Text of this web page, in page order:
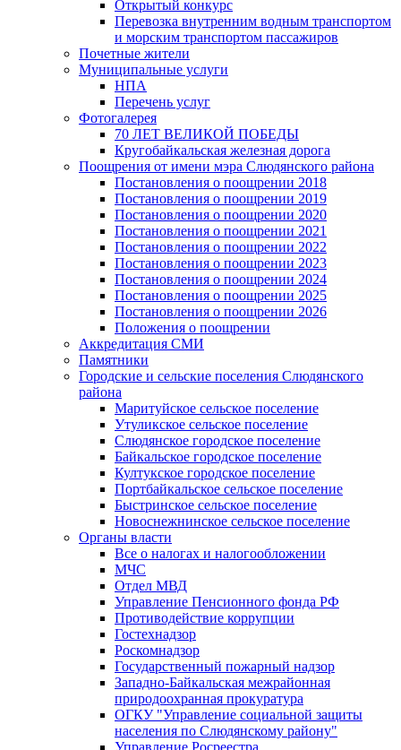
Открытый конкурс
Перевозка внутренним водным транспортом
и морским транспортом пассажиров
Почетные жители
Муниципальные услуги
НПА
Перечень услуг
Фотогалерея
70 ЛЕТ ВЕЛИКОЙ ПОБЕДЫ
Кругобайкальская железная дорога
Поощрения от имени мэра Слюдянского района
Постановления о поощрении 2018
Постановления о поощрении 2019
Постановления о поощрении 2020
Постановления о поощрении 2021
Постановления о поощрении 2022
Постановления о поощрении 2023
Постановления о поощрении 2024
Постановления о поощрении 2025
Постановления о поощрении 2026
Положения о поощрении
Аккредитация СМИ
Памятники
Городские и сельские поселения Слюдянского
района
Маритуйское сельское поселение
Утуликское сельское поселение
Слюдянское городское поселение
Байкальское городское поселение
Култукское городское поселение
Портбайкальское сельское поселение
Быстринское сельское поселение
Новоснежнинское сельское поселение
Органы власти
Все о налогах и налогообложении
МЧС
Отдел МВД
Управление Пенсионного фонда РФ
Противодействие коррупции
Гостехнадзор
Роскомнадзор
Государственный пожарный надзор
Западно-Байкальская межрайонная
природоохранная прокуратура
ОГКУ "Управление социальной защиты
населения по Слюдянскому району"
Управление Росреестра